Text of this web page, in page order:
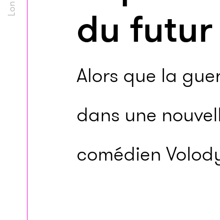
du futur
Alors que la
dans une
comédien